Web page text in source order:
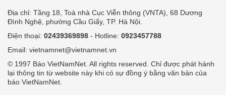
Địa chỉ: Tầng 18, Toà nhà Cục Viễn thông (VNTA), 68 Dương
Đình Nghệ, phường Cầu Giấy, TP. Hà Nội.
Điện thoại: 02439369898 - Hotline: 0923457788
Email: vietnamnet@vietnamnet.vn
© 1997 Báo VietNamNet. All rights reserved. Chỉ được phát hành
lại thông tin từ website này khi có sự đồng ý bằng văn bản của
báo VietNamNet.